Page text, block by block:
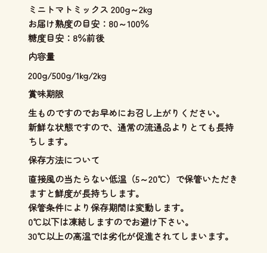
ミニトマトミックス 200g～2kg
お届け熟度の目安：80～100％
糖度目安：8％前後
内容量
200g/500g/1kg/2kg
賞味期限
生ものですのでお早めにお召し上がりください。
新鮮な状態ですので、通常の流通品よりとても長持
ちします。
保存方法について
直接風の当たらない低温（5～20℃）で保管いただき
ますと鮮度が長持ちします。
保管条件により保存期間は変動します。
0℃以下は凍結しますのでお避け下さい。
30℃以上の高温では劣化が促進されてしまいます。